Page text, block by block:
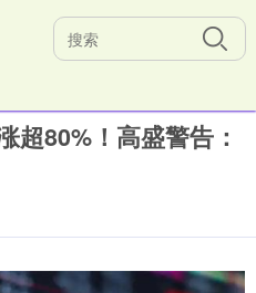
超80%！高盛警告：